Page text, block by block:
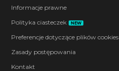
Informacje prawne
Polityka ciasteczek
NEW
Preferencje dotyczące plików cookies
Zasady postępowania
Kontakt